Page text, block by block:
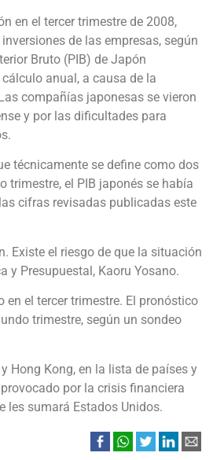
en el tercer trimestre de 2008,
de las empresas, según
Bruto (PIB) de Japón
anual, a causa de la
compañías japonesas se vieron
y por las dificultades para
técnicamente se define como dos
trimestre, el PIB japonés se había
cifras revisadas publicadas este
Existe el riesgo de que la situación
y Presupuestal, Kaoru Yosano.
el tercer trimestre. El pronóstico
trimestre, según un sondeo
Hong Kong, en la lista de países y
por la crisis financiera
les sumará Estados Unidos.